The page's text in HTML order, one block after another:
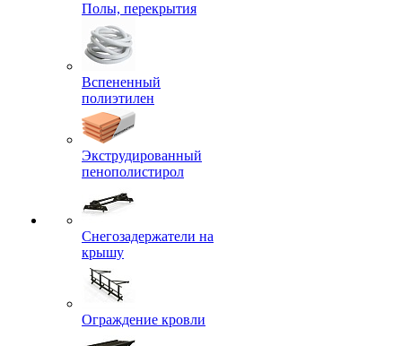
Полы, перекрытия
Вспененный
полиэтилен
Экструдированный
пенополистирол
Снегозадержатели на
крышу
Ограждение кровли